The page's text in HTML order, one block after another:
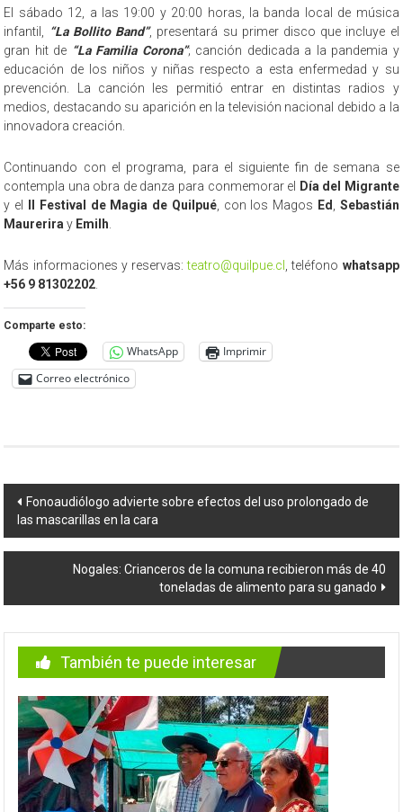
El sábado 12, a las 19:00 y 20:00 horas, la banda local de música
infantil,
“La Bollito Band”, presentará su primer disco que incluye el
gran hit de “La Familia Corona”; canción dedicada a la pandemia y
educación de los niños y niñas respecto a esta enfermedad y su
prevención. La canción les permitió entrar en distintas radios y
medios, destacando su aparición en la televisión nacional debido a la
innovadora creación.
Continuando con el programa, para el siguiente fin de semana se
contempla una obra de danza para conmemorar el
Día del Migrante
y el
II Festival de Magia de Quilpué, con los Magos Ed
Sebastián
Maurerira y Emilh
Más informaciones y reservas:teatro@quilpue.cl , teléfono whatsapp
+56 9 81302202
Comparte esto:
WhatsApp
Imprimir
Correo electrónico
Navegación
de
entradas
Fonoaudiólogo advierte sobre efectos del uso prolongado de
las mascarillas en la cara
Nogales: Crianceros de la comuna recibieron más de 40
toneladas de alimento para su ganado
También te puede interesar